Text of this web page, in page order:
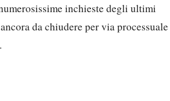
inchieste degli ultimi
da chiudere per via processuale